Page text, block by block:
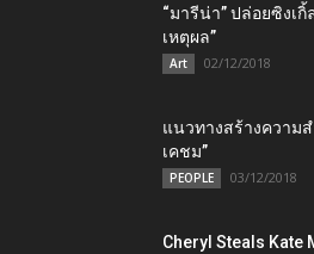
“มารีน่า” ปล่อยซิงเ
เหตุผล”
Art 02/12/2018
แนวทางสร้างความ
เคชม”
PEOPLE 03/12/2018
Cheryl Steals Kate